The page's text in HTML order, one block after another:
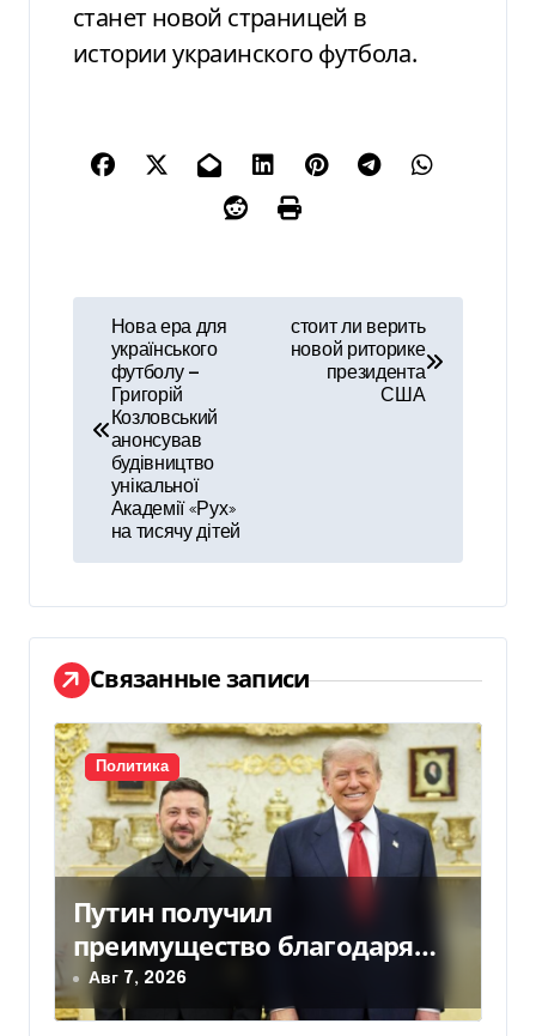
станет новой страницей в
истории украинского футбола.
в
а
ц
и
я
п
о
з
а
п
и
Нова ера для
українського
футболу —
Григорій
Козловський
анонсував
будівництво
унікальної
Академії «Рух»
на тисячу дітей
стоит ли верить
новой риторике
президента
США
Связанные записи
Политика
Путин получил
преимущество благодаря
действиям США
Авг 7, 2026